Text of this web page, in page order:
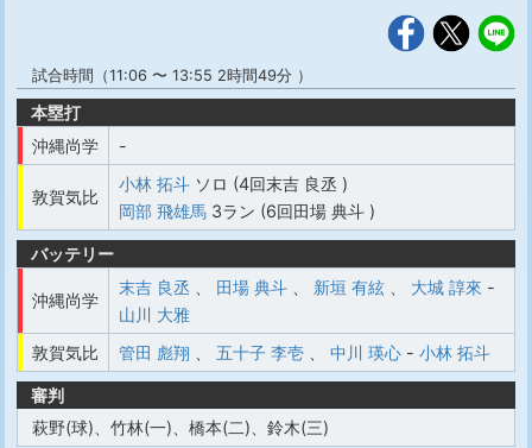
試合時間（11:06 〜 13:55 2時間49分 ）
本塁打
沖縄尚学
-
敦賀気比
小林 拓斗 ソロ (4回末吉 良丞 )
岡部 飛雄馬 3ラン (6回田場 典斗 )
バッテリー
沖縄尚学
末吉 良丞 田場 典斗 新垣 有絃 大城 諄來 -
山川 大雅
敦賀気比
管田 彪翔 五十子 李壱 中川 瑛心 - 小林 拓斗
審判
萩野(球)、竹林(一)、橋本(二)、鈴木(三)